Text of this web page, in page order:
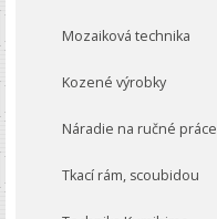
Mozaiková technika
Kozené výrobky
Náradie na ručné práce
Tkací rám, scoubidou